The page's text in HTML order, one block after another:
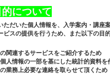
について
ただいた個人情報を、入学案内・講座
ビスの提供を行うため、また以下の目
関連するサービスをご紹介するため
人情報の一部を基にした統計的資料を
業務上必要な連絡を取らせて頂くため